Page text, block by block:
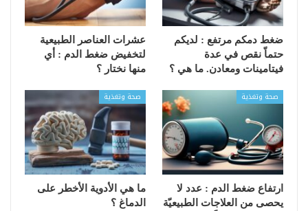
ضغط دمكم مرتفع : لديكم
حتماّ نقص في عدة
فيتامينات ومعادن. ما هي ؟
عشرات العناصر الطبيعية
لتخفيض ضغط الدم : أي
منها نختار ؟
صحة وتغذية
ارتفاع ضغط الدم : عدد لا
يحصى من العلاجات الطبيعيّة
صحة وتغذية
ما هي الأدوية الأخطر على
الدماغ ؟